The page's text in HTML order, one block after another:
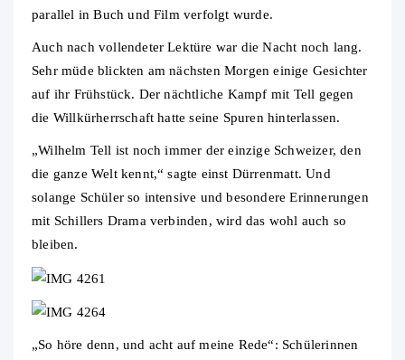
parallel in Buch und Film verfolgt wurde.
Auch nach vollendeter Lektüre war die Nacht noch lang.
Sehr müde blickten am nächsten Morgen einige Gesichter
auf ihr Frühstück. Der nächtliche Kampf mit Tell gegen
die Willkürherrschaft hatte seine Spuren hinterlassen.
„Wilhelm Tell ist noch immer der einzige Schweizer, den
die ganze Welt kennt,“ sagte einst Dürrenmatt. Und
solange Schüler so intensive und besondere Erinnerungen
mit Schillers Drama verbinden, wird das wohl auch so
bleiben.
„So höre denn, und acht auf meine Rede“: Schülerinnen